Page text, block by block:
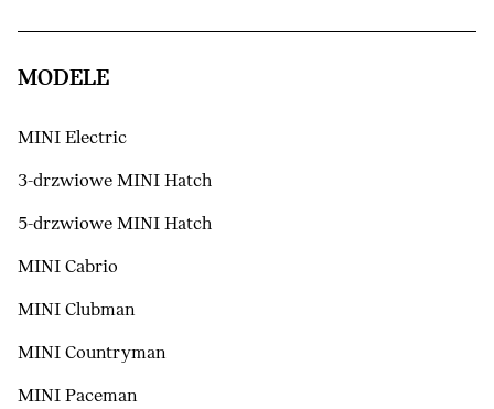
MODELE
MINI Electric
3-drzwiowe MINI Hatch
5-drzwiowe MINI Hatch
MINI Cabrio
MINI Clubman
MINI Countryman
MINI Paceman